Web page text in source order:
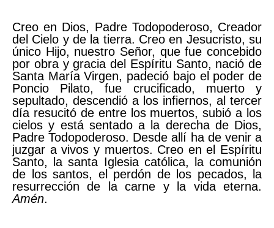
Creo en Dios, Padre Todopoderoso, Creador
del Cielo y de la tierra. Creo en Jesucristo, su
único Hijo, nuestro Señor, que fue concebido
por obra y gracia del Espíritu Santo, nació de
Santa María Virgen, padeció bajo el poder de
Poncio Pilato, fue crucificado, muerto y
sepultado, descendió a los infiernos, al tercer
día resucitó de entre los muertos, subió a los
cielos y está sentado a la derecha de Dios,
Padre Todopoderoso. Desde allí ha de venir a
juzgar a vivos y muertos. Creo en el Espíritu
Santo, la santa Iglesia católica, la comunión
de los santos, el perdón de los pecados, la
resurrección de la carne y la vida eterna.
Amén.